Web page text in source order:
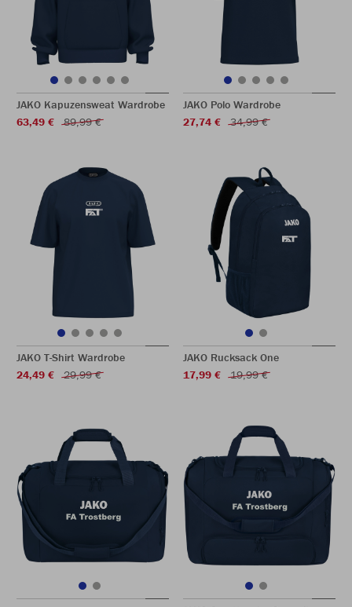
JAKO Kapuzensweat Wardrobe
63,49 €
89,99 €
JAKO Polo Wardrobe
27,74 €
34,99 €
JAKO T-Shirt Wardrobe
24,49 €
29,99 €
JAKO Rucksack One
17,99 €
19,99 €